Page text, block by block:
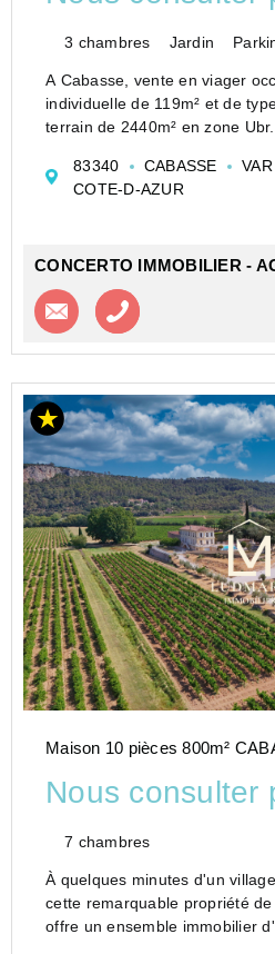
3 chambres Jardin
A Cabasse, vente en viager
individuelle de 119m² et de
terrain de 2440m² en zone Ubr.
ET D'HABITATION à vie au
ans.
83340 CABASSE VAR
COTE-D-AZUR
CONCERTO IMMOBILIER -
Contacter l'agence
Maison 10 pièces 800m²
Nous consulter
7 chambres
À quelques minutes d'un
cette remarquable propriété
offre un ensemble immobilier